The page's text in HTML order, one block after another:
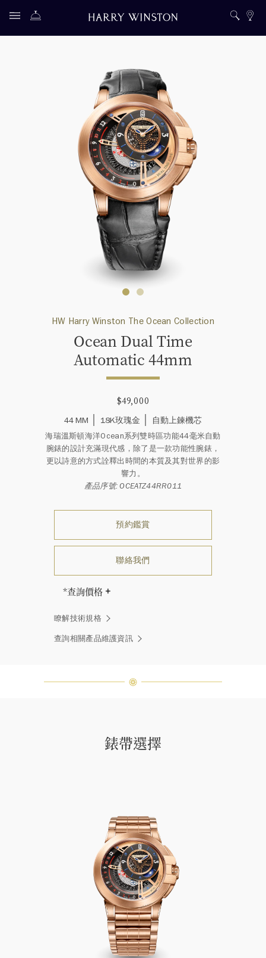
HW Harry Winston The Ocean Collection
Ocean Dual Time
Automatic 44mm
$49,000
44 MM
18K玫瑰金 自動上鍊機芯
海瑞溫斯頓海洋Ocean系列雙時區功能44毫米自動
腕錶的設計充滿現代感，除了是一款功能性腕錶，
更以詩意的方式詮釋出時間的本質及其對世界的影
響力。
產品序號: OCEATZ44RR011
預約鑑賞
聯絡我們
*查詢價格
兩顆相同的鑽石。」 海瑞溫斯頓的每
一件高級珠寶作品也是如此：每個寶
石皆與眾不同而採用獨特鑲嵌方式，
瞭解技術規格
查詢相關產品維護資訊
錶帶選擇